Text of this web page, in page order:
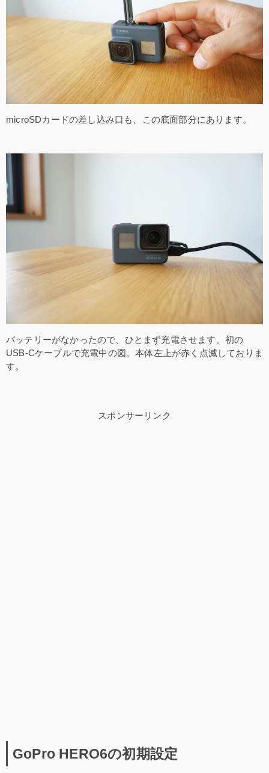
microSDカードの差し込み口も、この底面部分にあります。
バッテリーがなかったので、ひとまず充電させます。初の
USB-Cケーブルで充電中の図。本体左上が赤く点滅しておりま
す。
スポンサーリンク
GoPro HERO6の初期設定